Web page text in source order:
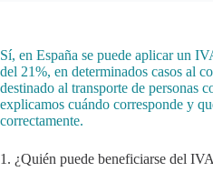
Sí, en España se puede aplicar un
del 21%, en determinados casos al
destinado al transporte de personas
explicamos cuándo corresponde y
correctamente.
1. ¿Quién puede beneficiarse del